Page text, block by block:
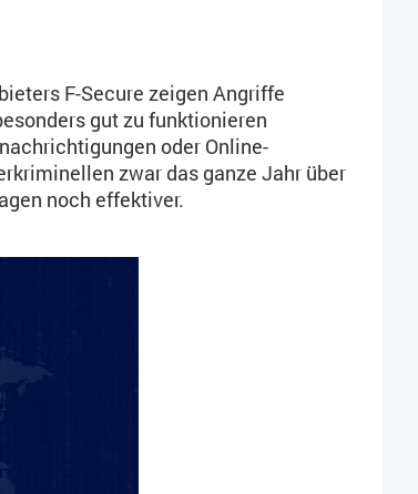
F-Secure zeigen Angriffe
gut zu funktionieren
oder Online-
zwar das ganze Jahr über
noch effektiver.